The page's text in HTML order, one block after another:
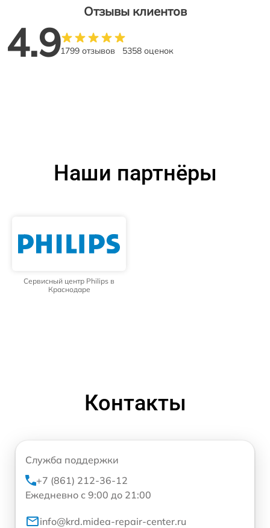
Отзывы клиентов
4.91799 отзывов 5358 оценок
Наши партнёры
Сервисный центр Philips в
Краснодаре
Контакты
Служба поддержки
+7 (861) 212-36-12
Ежедневно с 9:00 до 21:00
info@krd.midea-repair-center.ru